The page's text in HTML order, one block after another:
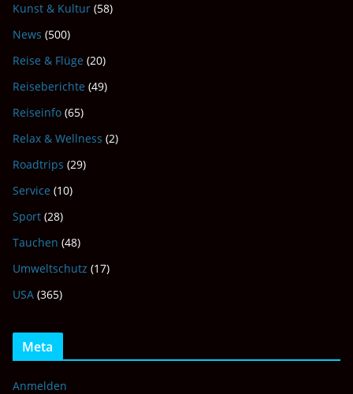
Kunst & Kultur (58)
News (500)
Reise & Flüge (20)
Reiseberichte (49)
Reiseinfo (65)
Relax & Wellness (2)
Roadtrips (29)
Service (10)
Sport (28)
Tauchen (48)
Umweltschutz (17)
USA (365)
Meta
Anmelden